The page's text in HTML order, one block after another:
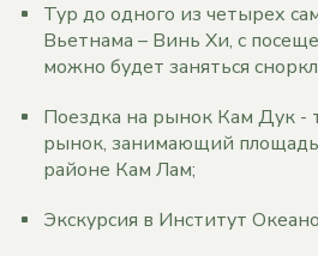
Тур до одного из четырех
Вьетнама – Винь Хи, с
можно будет заняться
Поездка на рынок Кам Дук -
рынок, занимающий
районе Кам Лам;
Экскурсия в Институт